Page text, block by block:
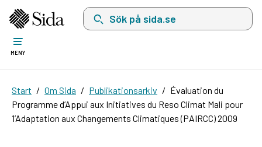
Sök på sida.se, sökförslag kommer att visas
MENY
Start Om Sida Publikationsarkiv
Évaluation du
Programme d’Appui aux Initiatives du Reso Climat Mali pour
1’Adaptation aux Changements Climatiques (PAIRCC) 2009